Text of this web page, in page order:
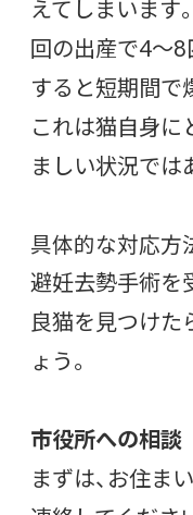
えてしまいます
回の出産で4〜8
すると短期間で
これは猫自身に
ましい状況では
具体的な対応方
避妊去勢手術を
良猫を見つけた
ょう。
市役所への相談
まずは、お住ま